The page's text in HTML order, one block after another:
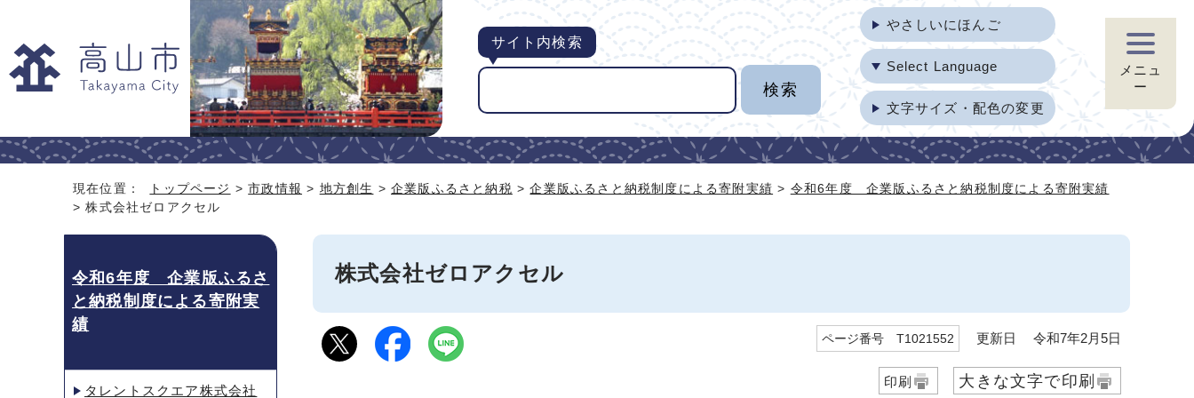
サイト内検索
やさしいにほんご
Select Language
文字サイズ・配色の変更
メニュ
ー
現在位置： トップページ >市政情報 > 地方創生 >企業版ふるさと納税 >企業版ふるさと納税制度による寄附実績 > 令和6年度 企業版ふるさと納税制度による寄附実績
> 株式会社ゼロアクセル
株式会社ゼロアクセル
ページ番号 T1021552 更新日 令和7年2月5日
印刷 大きな文字で印刷
令和6年度 企業版ふるさ
と納税制度による寄附実
績
タレントスクエア株式会社